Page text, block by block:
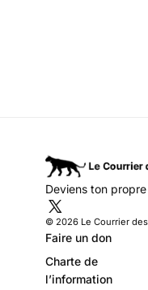
Deviens ton
© 2026 Le Courrier
Faire un don
Charte de
l’information